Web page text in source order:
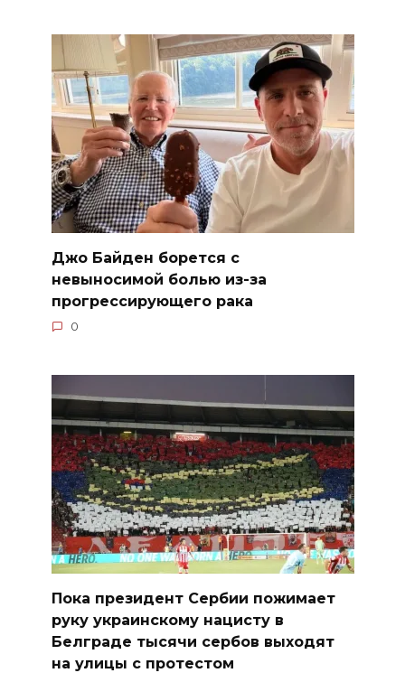
Джо Байден борется с
невыносимой болью из-за
прогрессирующего рака
0
Пока президент Сербии пожимает
руку украинскому нацисту в
Белграде тысячи сербов выходят
на улицы с протестом